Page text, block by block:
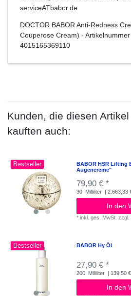
serviceATbabor.de
DOCTOR BABOR Anti-Redness
Couperose Cream) - Artikelnummer
4015165369110
Kunden, die diesen
kauften auch:
Bestseller
BABOR HSR Lifting
Augencreme"
79,90 € *
30 Milliliter | 2.663,33
In den
*inkl. ges. MwSt. zzgl.
Bestseller BABOR Hy Öl
27,90 € *
200 Milliliter | 139,50
In den